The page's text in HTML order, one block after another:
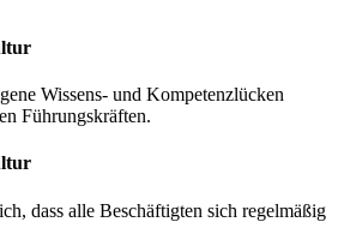
Wissens- und Kompetenzlücken
Führungskräften.
dass alle Beschäftigten sich regelmäßig